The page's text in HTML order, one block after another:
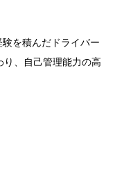
を積んだドライバー
、自己管理能力の高